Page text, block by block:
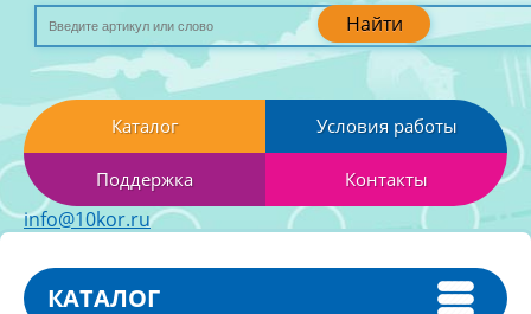
Найти
Каталог Условия работы
Поддержка Контакты
info@10kor.ru
КАТАЛОГ